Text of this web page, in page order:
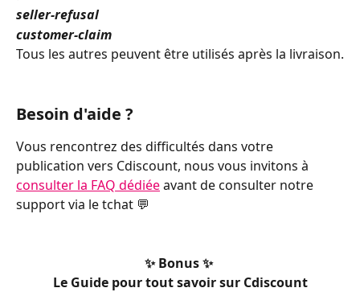
seller-refusal
customer-claim
Tous les autres peuvent être utilisés après la livraison.
Besoin d'aide ?
Vous rencontrez des difficultés dans votre
publication vers Cdiscount, nous vous invitons à
consulter la FAQ dédiée avant de consulter notre
support via le tchat 💬
✨ Bonus ✨
Le Guide pour tout savoir sur Cdiscount